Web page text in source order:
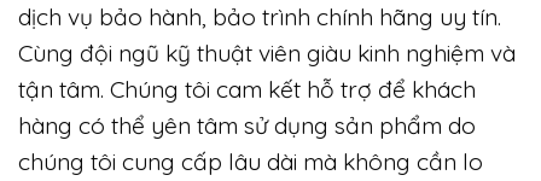
dịch vụ bảo hành, bảo trình chính hãng uy tín.
Cùng đội ngũ kỹ thuật viên giàu kinh nghiệm và
tận tâm. Chúng tôi cam kết hỗ trợ để khách
hàng có thể yên tâm sử dụng sản phẩm do
chúng tôi cung cấp lâu dài mà không cần lo